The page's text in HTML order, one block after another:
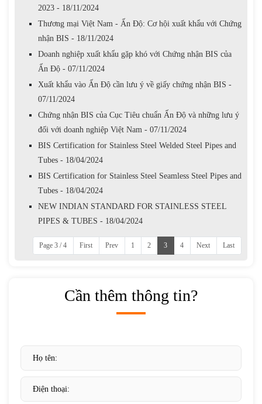
2023 - 18/11/2024
Thương mại Việt Nam - Ấn Độ: Cơ hội xuất khẩu với Chứng
nhận BIS - 18/11/2024
Doanh nghiệp xuất khẩu gặp khó với Chứng nhận BIS của
Ấn Độ - 07/11/2024
Xuất khẩu vào Ấn Độ cần lưu ý về giấy chứng nhận BIS -
07/11/2024
Chứng nhận BIS của Cục Tiêu chuẩn Ấn Độ và những lưu ý
đối với doanh nghiệp Việt Nam - 07/11/2024
BIS Certification for Stainless Steel Welded Steel Pipes and
Tubes - 18/04/2024
BIS Certification for Stainless Steel Seamless Steel Pipes and
Tubes - 18/04/2024
NEW INDIAN STANDARD FOR STAINLESS STEEL
PIPES & TUBES - 18/04/2024
Page 3 / 4 First Prev 1 2 3 4 Next Last
Cần thêm thông tin?